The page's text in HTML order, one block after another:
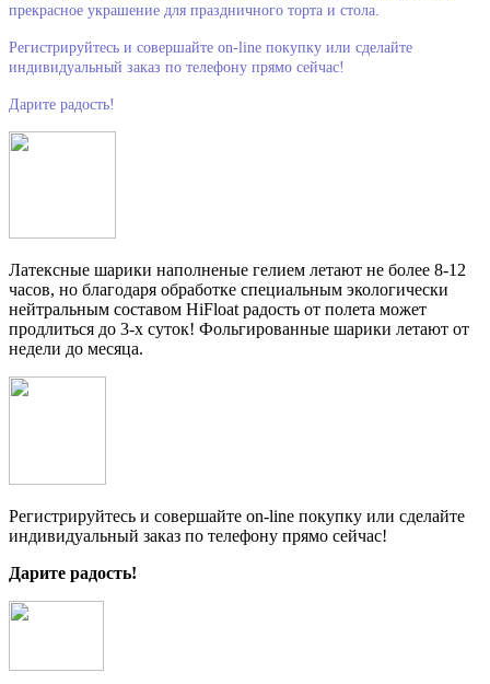
прекрасное украшение для праздничного торта и стола.
Регистрируйтесь и совершайте on-line покупку или сделайте
индивидуальный заказ по телефону прямо сейчас!
Дарите радость!
Латексные шарики наполненые гелием летают не более 8-12
часов, но благодаря обработке специальным экологически
нейтральным составом HiFloat радость от полета может
продлиться до 3-х суток! Фольгированные шарики летают от
недели до месяца.
Регистрируйтесь и совершайте on-line покупку или сделайте
индивидуальный заказ по телефону прямо сейчас!
Дарите радость!